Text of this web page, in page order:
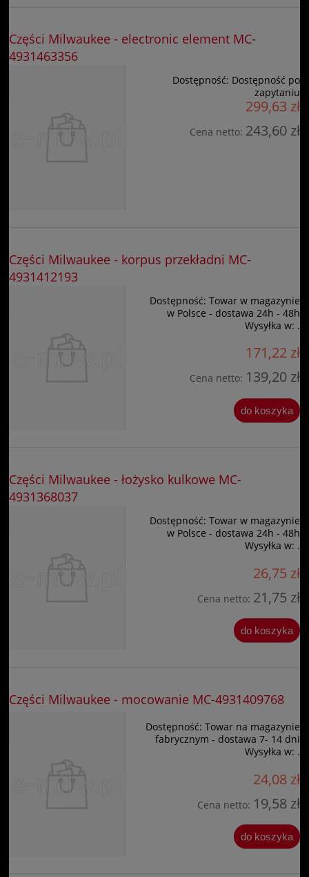
Części Milwaukee - electronic element MC-
4931463356
Dostępność: Dostępność po
zapytaniu
299,63 zł
Cena netto: 243,60 zł
Części Milwaukee - korpus przekładni MC-
4931412193
Dostępność: Towar w magazynie
w Polsce - dostawa 24h - 48h
Wysyłka w: .
171,22 zł
Cena netto: 139,20 zł
do koszyka
Części Milwaukee - łożysko kulkowe MC-
4931368037
Dostępność: Towar w magazynie
w Polsce - dostawa 24h - 48h
Wysyłka w: .
26,75 zł
Cena netto: 21,75 zł
do koszyka
Części Milwaukee - mocowanie MC-4931409768
Dostępność: Towar na magazynie
fabrycznym - dostawa 7- 14 dni
Wysyłka w: .
24,08 zł
Cena netto: 19,58 zł
do koszyka